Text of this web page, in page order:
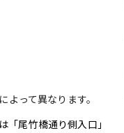
よって異なります。
尾竹橋通り側入口」